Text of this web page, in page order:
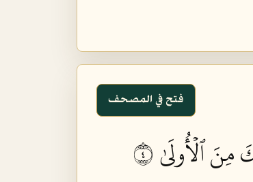
فتح في المصحف
ٱلۡأُولَىٰ ٤